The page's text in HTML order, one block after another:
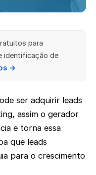
para
identificação de
→
ser adquirir leads
assim o gerador
e torna essa
que leads
para o crescimento